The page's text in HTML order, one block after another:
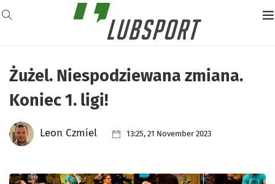
Żużel. Niespodziewana zmiana.
Koniec 1. ligi!
Leon Czmiel 13:25, 21 November 2023